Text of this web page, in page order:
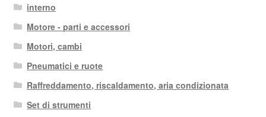
interno
Motore - parti e accessori
Motori, cambi
Pneumatici e ruote
Raffreddamento, riscaldamento, aria condizionata
Set di strumenti